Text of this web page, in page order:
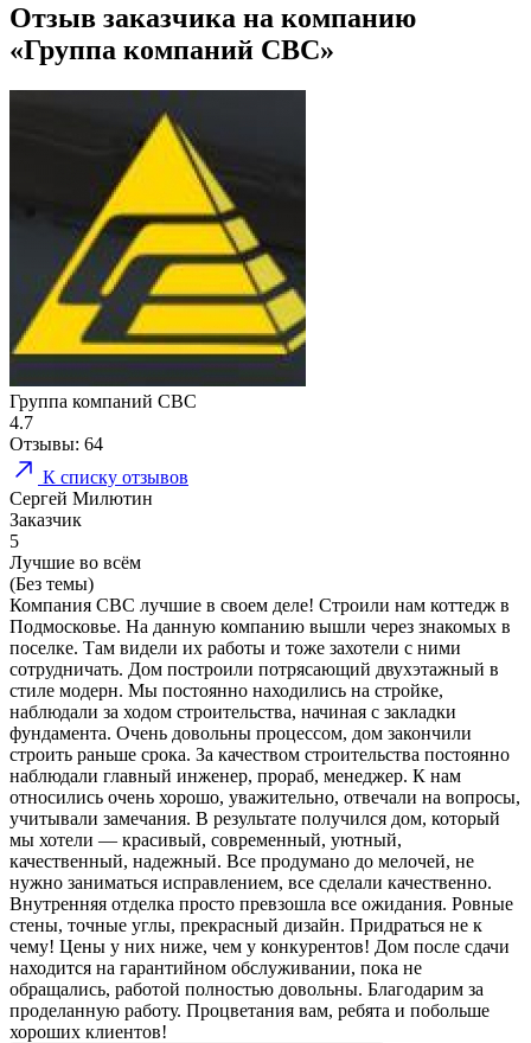
Отзыв заказчика на компанию
«Группа компаний СBC»
Группа компаний СBC
4.7
Отзывы: 64
К списку отзывов
Сергей Милютин
Заказчик
5
Лучшие во всём
(Без темы)
Компания CBC лучшие в своем деле! Строили нам коттедж в
Подмосковье. На данную компанию вышли через знакомых в
поселке. Там видели их работы и тоже захотели с ними
сотрудничать. Дом построили потрясающий двухэтажный в
стиле модерн. Мы постоянно находились на стройке,
наблюдали за ходом строительства, начиная с закладки
фундамента. Очень довольны процессом, дом закончили
строить раньше срока. За качеством строительства постоянно
наблюдали главный инженер, прораб, менеджер. К нам
относились очень хорошо, уважительно, отвечали на вопросы,
учитывали замечания. В результате получился дом, который
мы хотели — красивый, современный, уютный,
качественный, надежный. Все продумано до мелочей, не
нужно заниматься исправлением, все сделали качественно.
Внутренняя отделка просто превзошла все ожидания. Ровные
стены, точные углы, прекрасный дизайн. Придраться не к
чему! Цены у них ниже, чем у конкурентов! Дом после сдачи
находится на гарантийном обслуживании, пока не
обращались, работой полностью довольны. Благодарим за
проделанную работу. Процветания вам, ребята и побольше
хороших клиентов!